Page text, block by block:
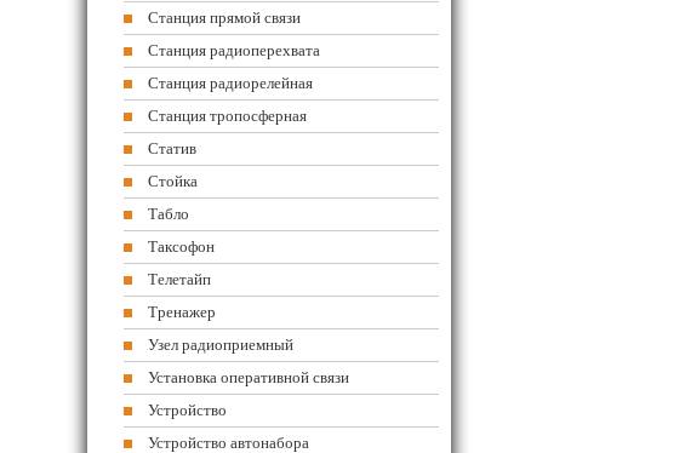
Станция прямой связи
Станция радиоперехвата
Станция радиорелейная
Станция тропосферная
Статив
Стойка
Табло
Таксофон
Телетайп
Тренажер
Узел радиоприемный
Установка оперативной связи
Устройство
Устройство автонабора